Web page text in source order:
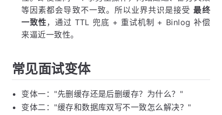
等因素都会导致不一致。所以业界共识是接受最终
一致性，通过 TTL 兜底 + 重试机制 + Binlog 补偿
来逼近一致性。
常见面试变体
变体一："先删缓存还是后删缓存？为什么？"
变体二："缓存和数据库双写不一致怎么解决？"